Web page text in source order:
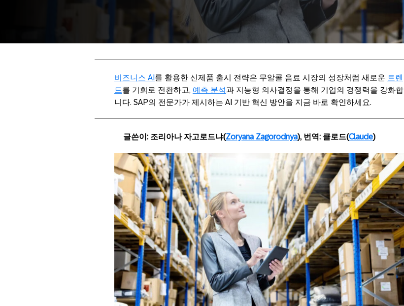
비즈니스 AI 를 활용한 신제품 출시 전략은 무알콜 음료 시장의 성장처럼 새로운 트렌
드를 기회로 전환하고, 예측 분석과 지능형 의사결정을 통해 기업의 경쟁력을 강화합
니다. SAP의 전문가가 제시하는 AI 기반 혁신 방안을 지금 바로 확인하세요.
글쓴이: 조리아나 자고로드냐(Zoryana Zagorodnya), 번역: 클로드(Claude)